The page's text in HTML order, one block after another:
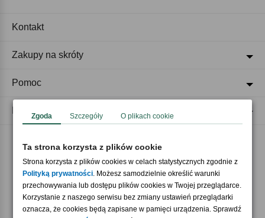
Akceptujemy płatności
Kontakt
Zakupy na skróty
Pomoc
Zgoda Szczegóły O plikach cookie
Ta strona korzysta z plików cookie
Strona korzysta z plików cookies w celach statystycznych zgodnie z
Polityką prywatności. Możesz samodzielnie określić warunki
przechowywania lub dostępu plików cookies w Twojej przeglądarce.
Korzystanie z naszego serwisu bez zmiany ustawień przeglądarki
oznacza, że cookies będą zapisane w pamięci urządzenia. Sprawdź